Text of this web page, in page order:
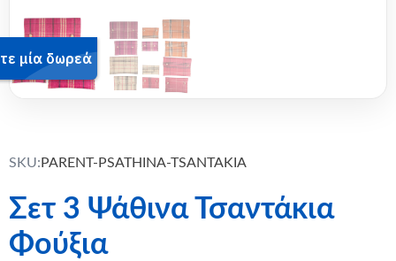
SKU: PARENT-PSATHINA-TSANTAKIA
Σετ 3 Ψάθινα Τσαντάκια
Φούξια